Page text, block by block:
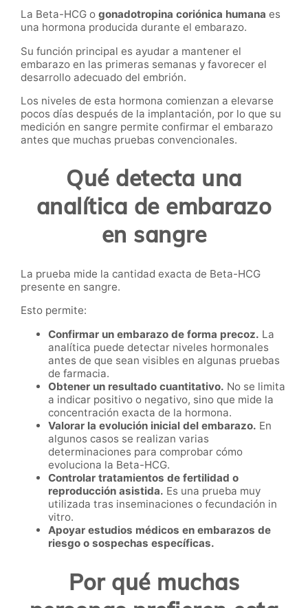
La Beta-HCG o gonadotropina coriónica humana es
una hormona producida durante el embarazo.
Su función principal es ayudar a mantener el
embarazo en las primeras semanas y favorecer el
desarrollo adecuado del embrión.
Los niveles de esta hormona comienzan a elevarse
pocos días después de la implantación, por lo que su
medición en sangre permite confirmar el embarazo
antes que muchas pruebas convencionales.
Qué detecta una
analítica de embarazo
en sangre
La prueba mide la cantidad exacta de Beta-HCG
presente en sangre.
Esto permite:
Confirmar un embarazo de forma precoz. La
analítica puede detectar niveles hormonales
antes de que sean visibles en algunas pruebas
de farmacia.
Obtener un resultado cuantitativo. No se limita
a indicar positivo o negativo, sino que mide la
concentración exacta de la hormona.
Valorar la evolución inicial del embarazo. En
algunos casos se realizan varias
determinaciones para comprobar cómo
evoluciona la Beta-HCG.
Controlar tratamientos de fertilidad o
reproducción asistida. Es una prueba muy
utilizada tras inseminaciones o fecundación in
vitro.
Apoyar estudios médicos en embarazos de
riesgo o sospechas específicas.
Por qué muchas